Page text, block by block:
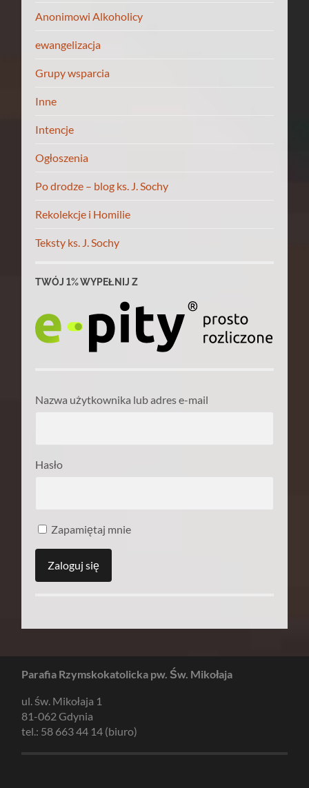
Anonimowi Alkoholicy
ewangelizacja
Grupy wsparcia
Inne
Intencje
Ogłoszenia
Po drodze – blog ks. J. Sochy
Rekolekcje i Homilie
Teksty ks. J. Sochy
TWÓJ 1% WYPEŁNIJ Z
Nazwa użytkownika lub adres e-mail
Hasło
Zapamiętaj mnie
Parafia Rzymskokatolicka pw. Św. Mikołaja
ul. św. Mikołaja 1
81-062 Gdynia
tel.: 58 663 44 14 (biuro)